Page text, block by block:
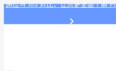
通过与 Jira 对比，让您更全面了解